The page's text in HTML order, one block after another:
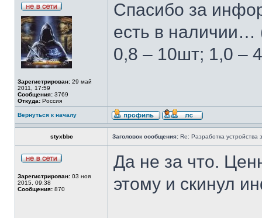
Зарегистрирован: 29 май
2011, 17:59
Сообщения: 3769
Откуда: Россия
Спасибо за
есть в
0,8 – 10шт; 1,0 –
Вернуться к началу
styxbbc Заголовок сообщения: Re: Разработка устройства
Зарегистрирован: 03 ноя
2015, 09:38
Сообщения: 870
Да не за что.
этому и скинул